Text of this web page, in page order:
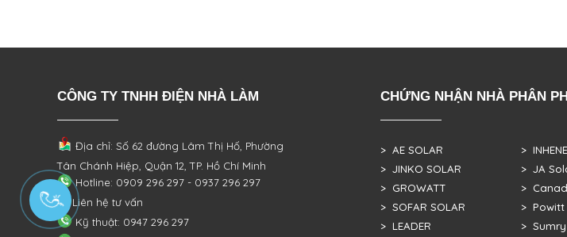
CÔNG TY TNHH ĐIỆN NHÀ LÀM
Địa chỉ: Số 62 đường Lâm Thị Hố, Phường
Tân Chánh Hiệp, Quận 12, TP. Hồ Chí Minh
Hotline: 0909 296 297 - 0937 296 297
Liên hệ tư vấn
Kỹ thuật: 0947 296 297
CHỨNG NHẬN NHÀ PHÂN
> AE SOLAR
> JINKO SOLAR
> GROWATT
> SOFAR SOLAR
> LEADER
>
> JA
>
> Powitt
> Sumry